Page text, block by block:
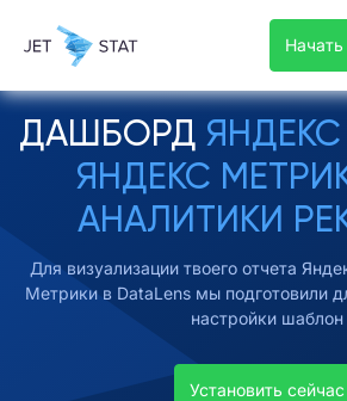
ДАШБОРД ЯНДЕКС
ЯНДЕКС
АНАЛИТИКИ
Для визуализации твоего отчета
Метрики в DataLens мы подготовили
настройки шаблон
Установить сейчас